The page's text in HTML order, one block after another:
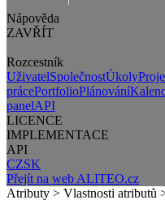
Nápověda
ZAVŘÍT
Rozcestník
UživatelSpolečnostÚkoly
prácePortfolioPlánování
panelAPI
LICENCE
IMPLEMENTACE
API
CZSK
Přejít na web ALITEO.cz
Atributy > Vlastnosti atributů